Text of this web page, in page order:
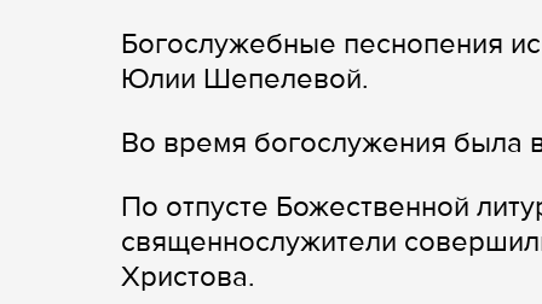
Богослужебные песнопения
Юлии Шепелевой.
Во время богослужения была
По отпусте Божественной
священнослужители
Христова.